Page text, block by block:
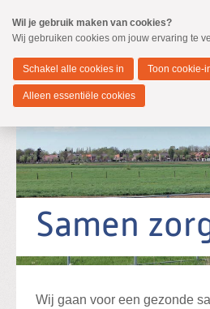
naar
Spring
de
inhoud
Spring
naar
Zwijndrecht
Standpunten
Verkiezingsprogramma 2026-
Samen
Wij gaan voor een gezonde
Wil je gebruik maken van cookies?
Wij gebruiken cookies om jouw ervaring te
Schakel alle cookies in Toon cookie-
Alleen essentiële cookies